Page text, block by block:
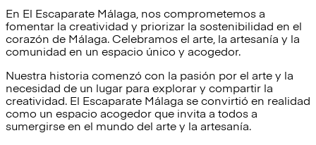
En El Escaparate Málaga, nos comprometemos a
fomentar la creatividad y priorizar la sostenibilidad en el
corazón de Málaga. Celebramos el arte, la artesanía y la
comunidad en un espacio único y acogedor.
Nuestra historia comenzó con la pasión por el arte y la
necesidad de un lugar para explorar y compartir la
creatividad. El Escaparate Málaga se convirtió en realidad
como un espacio acogedor que invita a todos a
sumergirse en el mundo del arte y la artesanía.